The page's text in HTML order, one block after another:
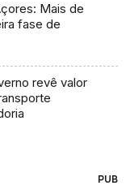
Mais de
fase de
revê valor
PUB